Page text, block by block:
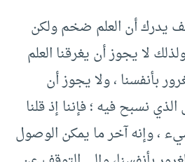
يدرك أن العلم ضخم ولكن
لا يجوز أن يغرقنا العلم
بأنفسنا ، ولا يجوز أن
نسبح فيه ؛ فإننا إذ قلنا
، وإنه آخر ما يمكن الوصول